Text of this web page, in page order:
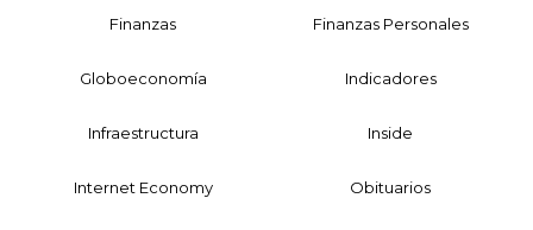
Finanzas Finanzas Personales
Globoeconomía Indicadores
Infraestructura Inside
Internet Economy Obituarios